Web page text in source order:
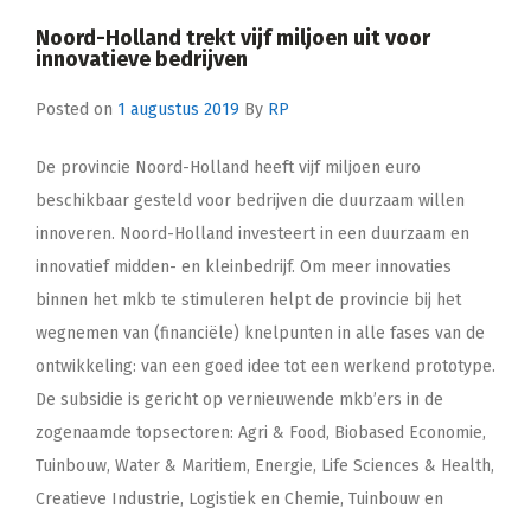
Noord-Holland trekt vijf miljoen uit voor
innovatieve bedrijven
Posted on 1 augustus 2019 By RP
De provincie Noord-Holland heeft vijf miljoen euro
beschikbaar gesteld voor bedrijven die duurzaam willen
innoveren. Noord-Holland investeert in een duurzaam en
innovatief midden- en kleinbedrijf. Om meer innovaties
binnen het mkb te stimuleren helpt de provincie bij het
wegnemen van (financiële) knelpunten in alle fases van de
ontwikkeling: van een goed idee tot een werkend prototype.
De subsidie is gericht op vernieuwende mkb’ers in de
zogenaamde topsectoren: Agri & Food, Biobased Economie,
Tuinbouw, Water & Maritiem, Energie, Life Sciences & Health,
Creatieve Industrie, Logistiek en Chemie, Tuinbouw en